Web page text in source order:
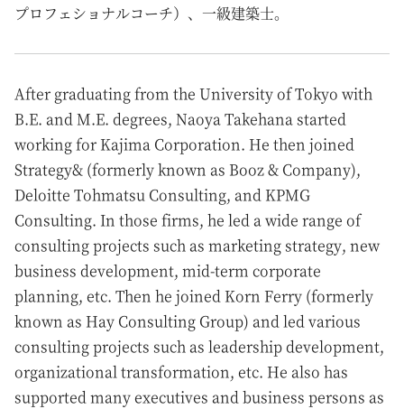
プロフェショナルコーチ）、一級建築士。
After graduating from the University of Tokyo with
B.E. and M.E. degrees, Naoya Takehana started
working for Kajima Corporation. He then joined
Strategy& (formerly known as Booz & Company),
Deloitte Tohmatsu Consulting, and KPMG
Consulting. In those firms, he led a wide range of
consulting projects such as marketing strategy, new
business development, mid-term corporate
planning, etc. Then he joined Korn Ferry (formerly
known as Hay Consulting Group) and led various
consulting projects such as leadership development,
organizational transformation, etc. He also has
supported many executives and business persons as